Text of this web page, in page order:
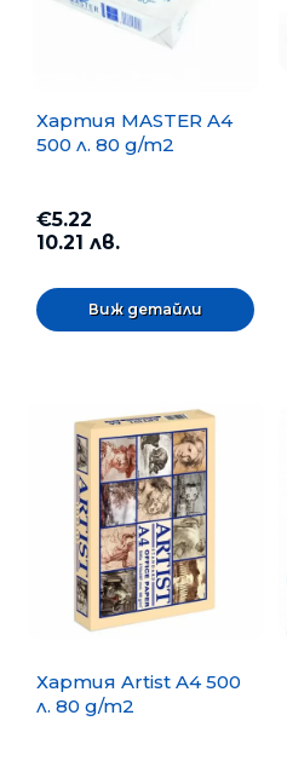
Хартия MASTER A4
500 л. 80 g/m2
€5.22
10.21 лв.
Виж детайли
Хартия Artist A4 500
л. 80 g/m2